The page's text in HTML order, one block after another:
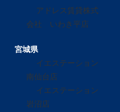
アドレス賃貸株式
会社 いわき平店
宮城県
イエステーション
南仙台店
イエステーション
岩沼店